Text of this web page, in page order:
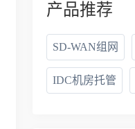
产品推荐
SD-WAN组网
IDC机房托管